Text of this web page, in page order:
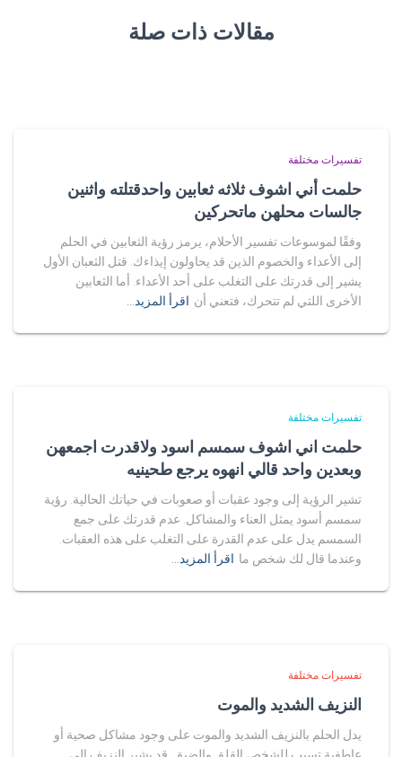
مقالات ذات صلة
تفسيرات مختلفة
حلمت أني اشوف ثلاثه ثعابين واحدقتلته واثنين
جالسات محلهن ماتحركين
وفقًا لموسوعات تفسير الأحلام، يرمز رؤية الثعابين في الحلم
إلى الأعداء والخصوم الذين قد يحاولون إيذاءك. قتل الثعبان الأول
يشير إلى قدرتك على التغلب على أحد الأعداء. أما الثعابين
الأخرى اللتي لم تتحرك، فتعني أن اقرأ المزيد…
تفسيرات مختلفة
حلمت اني اشوف سمسم اسود ولاقدرت اجمعهن
وبعدين واحد قالي انهوه يرجع طحينيه
تشير الرؤية إلى وجود عقبات أو صعوبات في حياتك الحالية. رؤية
سمسم أسود يمثل العناء والمشاكل. عدم قدرتك على جمع
السمسم يدل على عدم القدرة على التغلب على هذه العقبات.
وعندما قال لك شخص ما اقرأ المزيد…
تفسيرات مختلفة
النزيف الشديد والموت
يدل الحلم بالنزيف الشديد والموت على وجود مشاكل صحية أو